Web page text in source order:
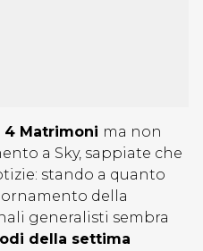
4 Matrimoni ma non
a Sky, sappiate che
stando a quanto
della
generalisti sembra
della settima